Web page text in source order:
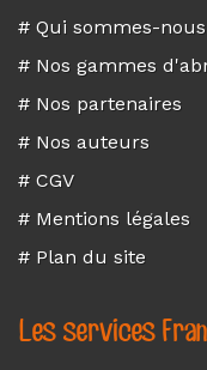
# Qui sommes-
# Nos gammes
# Nos partenaires
# Nos auteurs
# CGV
# Mentions légales
# Plan du site
Les services